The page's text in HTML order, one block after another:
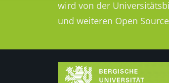
wird von der
und weiteren Open